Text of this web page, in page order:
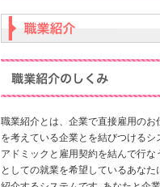
職業紹介とは、企業で直接雇用の
を考えている企業とを結びつけるシ
アドミックと雇用契約を結んで行
としての就業を希望しているあな